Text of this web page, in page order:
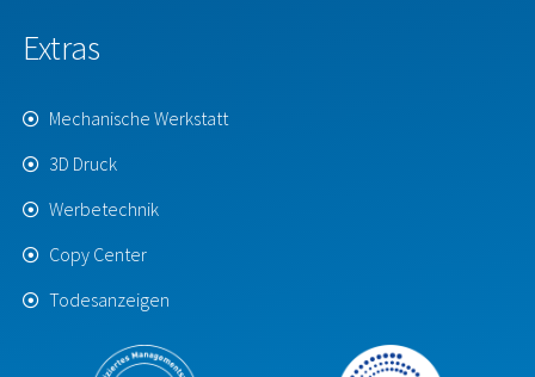
Extras
Mechanische Werkstatt
3D Druck
Werbetechnik
Copy Center
Todesanzeigen